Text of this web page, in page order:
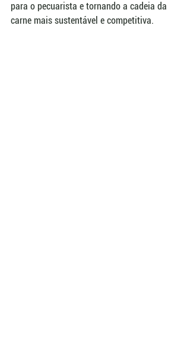
para o pecuarista e tornando a cadeia da
carne mais sustentável e competitiva.